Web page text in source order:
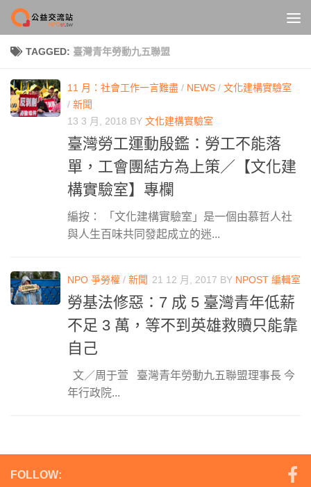
Skip to content
TAGGED: 臺灣青年勞動九五聯盟
11 月：社會工作一言難盡 / NEWS / 文化建構實驗室
/ 新聞
13 3 月, 2018 BY 文化建構實驗室
臺灣勞工運動殷鑑：勞工不能落
單，工會團結方為上策／【文化建
構實驗室】專欄
編按： 「文化建構實驗室」是一個由慕哲人社
與人生百味共同發起成立的迷...
NPO 爭勞權 / 新聞 21 12 月, 2017 BY NPOST 編輯室
勞基法修惡：7 成 5 臺灣青年低薪
不足 3 萬，等不到英雄救贖只能靠
自己
文／周于萱 臺灣青年勞動九五聯盟理事長 今
年行政院...
FOLLOW: